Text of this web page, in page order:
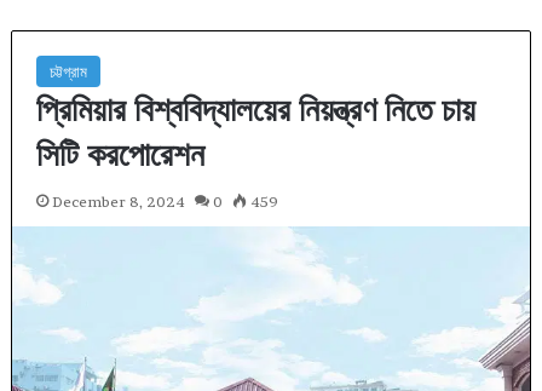
চট্টগ্রাম
প্রিমিয়ার বিশ্ববিদ্যালয়ের নিয়ন্ত্রণ নিতে চায়
সিটি করপোরেশন
December 8, 2024 0 459